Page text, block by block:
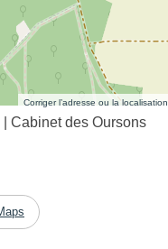
Corriger l’adresse ou la localisation
Cabinet des Oursons